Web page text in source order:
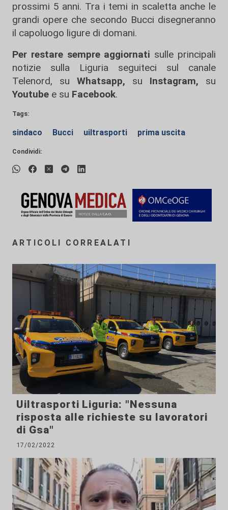
prossimi 5 anni. Tra i temi in scaletta anche le
grandi opere che secondo Bucci disegneranno
il capoluogo ligure di domani.
Per restare sempre aggiornati sulle principali
notizie sulla Liguria seguiteci sul canale
Telenord, su
Whatsapp, su Instagram, su
Youtube e su Facebook.
Tags:
sindaco Bucci uiltrasporti prima uscita
Condividi:
ARTICOLI CORREALATI
Uiltrasporti Liguria: "Nessuna
risposta alle richieste su lavoratori
di Gsa"
17/02/2022